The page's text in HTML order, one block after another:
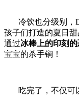
冷饮也分级别，
孩子们打造的夏日
通过冰棒上的印刻
宝宝的杀手锏！
吃完了，不仅可